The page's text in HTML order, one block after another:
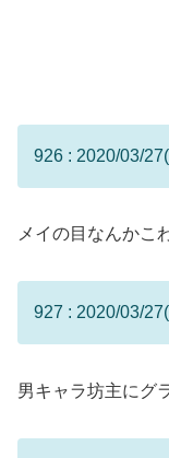
926 : 2020/03/
メイの目なんかこ
927 : 2020/03/
男キャラ坊主にグ